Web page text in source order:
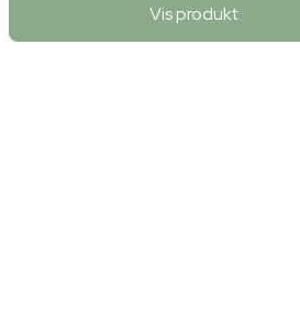
Vis produkt